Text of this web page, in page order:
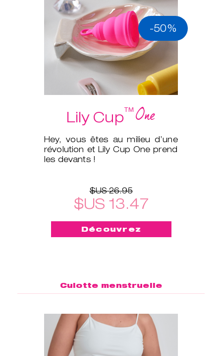
-50%
Lily Cup™One
Hey, vous êtes au milieu d’une
révolution et Lily Cup One prend
les devants !
$US 26.95
$US 13.47
Découvrez
Culotte menstruelle